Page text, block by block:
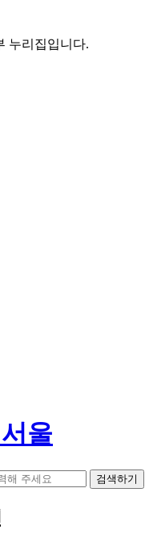
누리집입니다.
울
검색하기